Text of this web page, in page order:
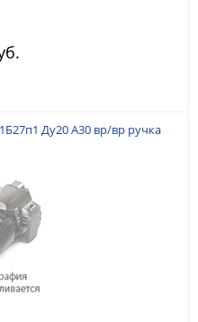
Ду20 А30 вр/вр ручка